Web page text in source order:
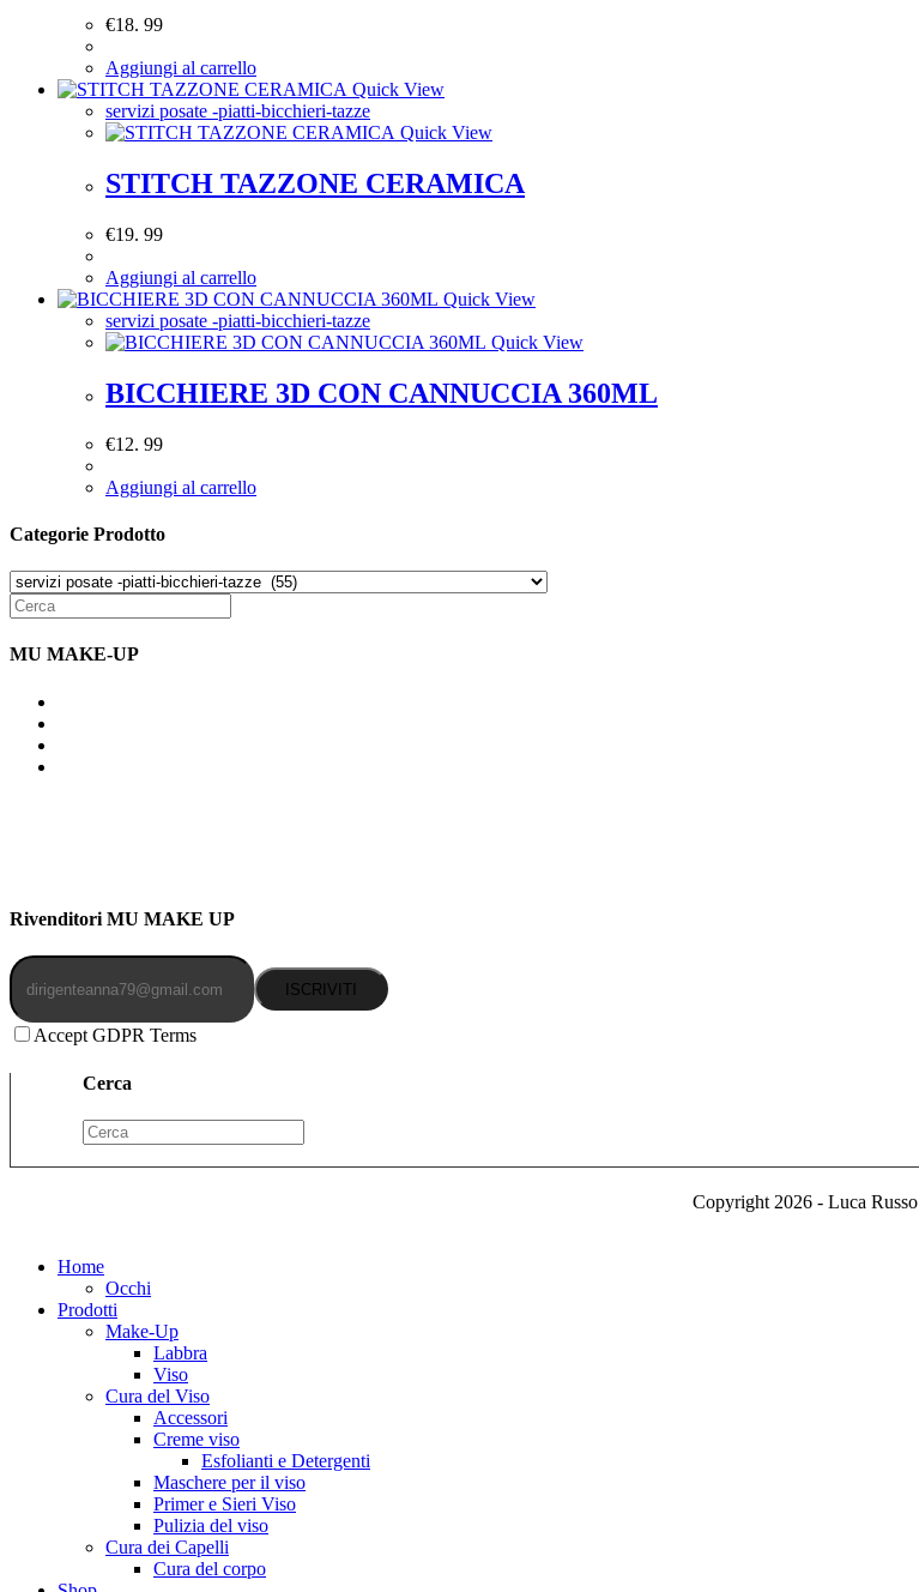
€18. 99
Aggiungi al carrello
Quick View
servizi posate -piatti-bicchieri-tazze
Quick View
STITCH TAZZONE CERAMICA
€19. 99
Aggiungi al carrello
Quick View
servizi posate -piatti-bicchieri-tazze
Quick View
BICCHIERE 3D CON CANNUCCIA 360ML
€12. 99
Aggiungi al carrello
Categorie Prodotto
MU MAKE-UP
Rivenditori MU MAKE UP
ISCRIVITI
Accept GDPR Terms
Cerca
Copyright 2026 - Luca Russo
Home
Occhi
Prodotti
Make-Up
Labbra
Viso
Cura del Viso
Accessori
Creme viso
Esfolianti e Detergenti
Maschere per il viso
Primer e Sieri Viso
Pulizia del viso
Cura dei Capelli
Cura del corpo